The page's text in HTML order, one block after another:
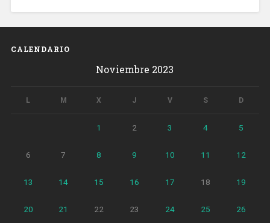
CALENDARIO
Noviembre 2023
L M X J V S D
1 2 3 4 5
6 7 8 9 10 11 12
13 14 15 16 17 18 19
20 21 22 23 24 25 26